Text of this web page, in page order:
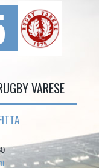
VARESE